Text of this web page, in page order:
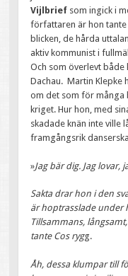
Vijlbrief som ingick i
författaren är hon tante
blicken, de hårda
aktiv kommunist i
Och som överlevt både
Dachau. Martin Klepke
om det som för många
kriget. Hur hon, med
skadade knän inte ville
framgångsrik
»Jag bär dig. Jag lovar,
Sakta drar hon i den
är hoptrasslade under
Tillsammans,
tante Cos rygg.
Åh, dessa klumpar till